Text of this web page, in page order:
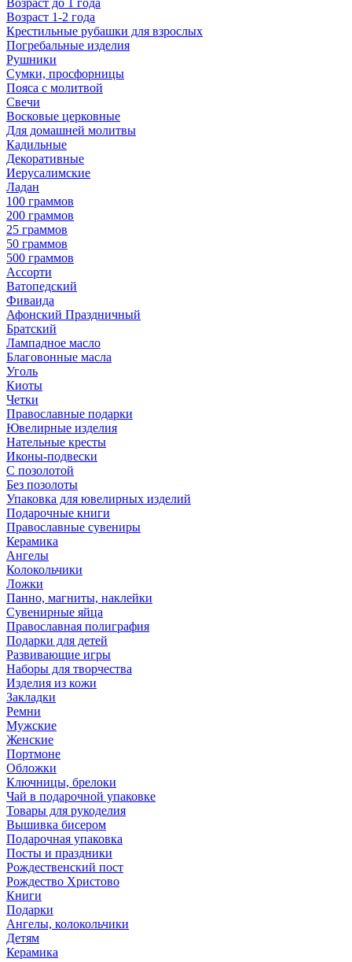
Возраст до 1 года
Возраст 1-2 года
Крестильные рубашки для взрослых
Погребальные изделия
Рушники
Сумки, просфорницы
Пояса с молитвой
Свечи
Восковые церковные
Для домашней молитвы
Кадильные
Декоративные
Иерусалимские
Ладан
100 граммов
200 граммов
25 граммов
50 граммов
500 граммов
Ассорти
Ватопедский
Фиваида
Афонский Праздничный
Братский
Лампадное масло
Благовонные масла
Уголь
Киоты
Четки
Православные подарки
Ювелирные изделия
Нательные кресты
Иконы-подвески
С позолотой
Без позолоты
Упаковка для ювелирных изделий
Подарочные книги
Православные сувениры
Керамика
Ангелы
Колокольчики
Ложки
Панно, магниты, наклейки
Сувенирные яйца
Православная полиграфия
Подарки для детей
Развивающие игры
Наборы для творчества
Изделия из кожи
Закладки
Ремни
Мужские
Женские
Портмоне
Обложки
Ключницы, брелоки
Чай в подарочной упаковке
Товары для рукоделия
Вышивка бисером
Подарочная упаковка
Посты и праздники
Рождественский пост
Рождество Христово
Книги
Подарки
Ангелы, колокольчики
Детям
Керамика